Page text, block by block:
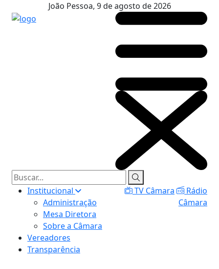
João Pessoa, 9 de agosto de 2026
Institucional
Administração
Mesa Diretora
Sobre a Câmara
Vereadores
Transparência
TV Câmara
Rádio
Câmara